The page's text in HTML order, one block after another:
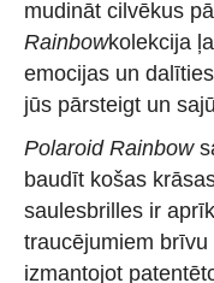
mudināt cilvēkus
Rainbowkolekcija
emocijas un
jūs pārsteigt un
Polaroid Rainbow
baudīt košas
saulesbrilles ir
traucējumiem
izmantojot